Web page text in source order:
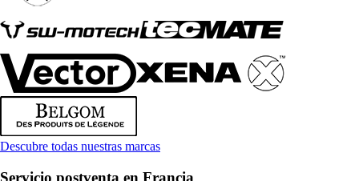
Descubre todas nuestras marcas
Servicio postventa en Francia